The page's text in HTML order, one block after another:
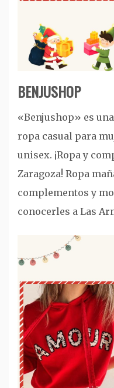
BENJUSHOP
«Benjushop» es
ropa casual para
unisex. ¡Ropa y
Zaragoza! Ropa
complementos y
conocerles a Las